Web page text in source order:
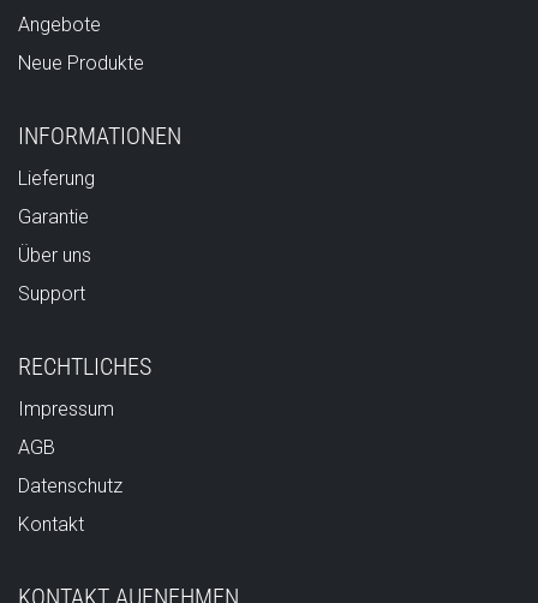
Angebote
Neue Produkte
INFORMATIONEN
Lieferung
Garantie
Über uns
Support
RECHTLICHES
Impressum
AGB
Datenschutz
Kontakt